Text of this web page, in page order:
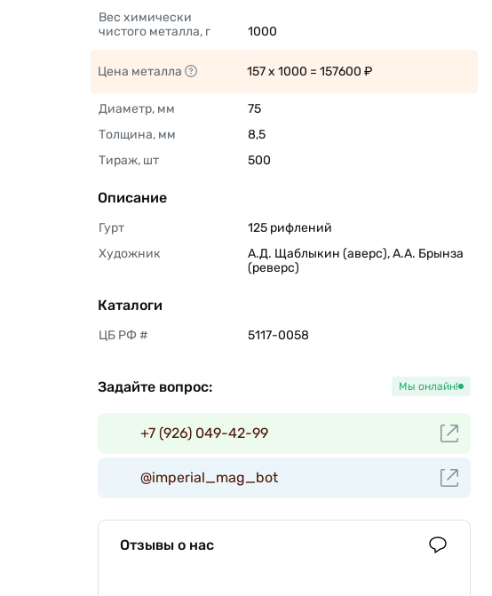
Вес химически
чистого металла, г
1000
Цена металла 157 x 1000 = 157600 ₽
Диаметр, мм
75
Толщина, мм
8,5
Тираж, шт
500
Описание
Гурт
125 рифлений
Художник
А.Д. Щаблыкин (аверс), А.А. Брынза
(реверс)
Каталоги
ЦБ РФ # 5117-0058
Задайте вопрос: Мы онлайн!
+7 (926) 049-42-99
@imperial_mag_bot
Отзывы о нас